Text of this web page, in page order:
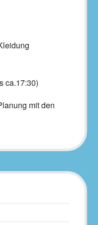
ca.17:30)
mit den